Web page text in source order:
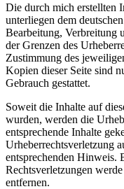
Die durch mich erstellten
unterliegen dem
Bearbeitung, Verbreitung
der Grenzen des
Zustimmung des
Kopien dieser Seite sind
Gebrauch gestattet.
Soweit die Inhalte auf
wurden, werden die
entsprechende Inhalte
Urheberrechtsverletzung
entsprechenden Hinweis.
Rechtsverletzungen
entfernen.